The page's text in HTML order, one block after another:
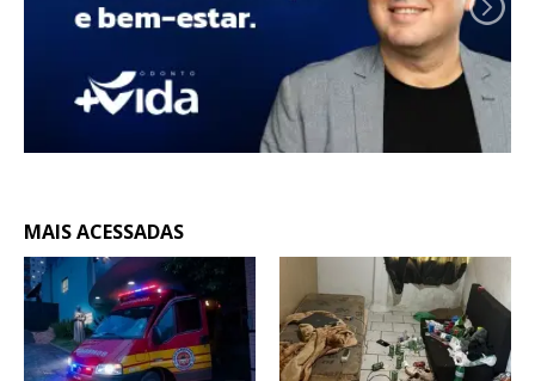
MAIS ACESSADAS